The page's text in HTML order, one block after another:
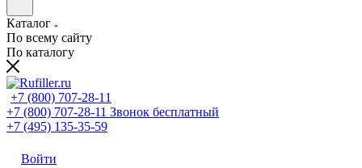
Каталог
По всему сайту
По каталогу
+7 (800) 707-28-11
+7 (800) 707-28-11 Звонок бесплатный
+7 (495) 135-35-59
Войти